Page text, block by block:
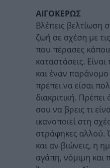
ΑΙΓΟΚΕΡΩΣ
Βλέπεις βελτίωση
ζωή σε σχέση με
που πέρασες
καταστάσεις.
και έναν
πρέπει να είσαι
διακριτική.
σου να βρεις τι
ικανοποιεί στη
στράφηκες αλλού.
και αν βιώνεις, η
αγάπη, νόμιμη